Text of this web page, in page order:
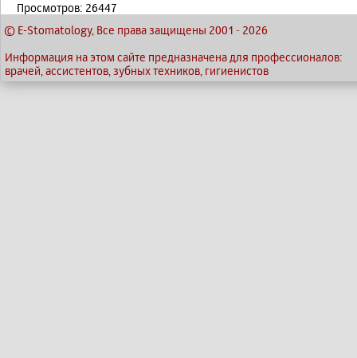
Просмотров: 26447
© E-Stomatology, Все права защищены 2001 - 2026
Информация на этом сайте предназначена для профессионалов:
врачей, ассистентов, зубных техников, гигиенистов